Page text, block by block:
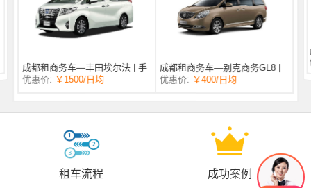
成都租商务车—丰田埃尔法 | 手
自一体 |
优惠价: ￥1500/日均
成都租商务车—别克商务GL8 |
自动挡 | 7座
优惠价: ￥400/日均
租车流程 成功案例